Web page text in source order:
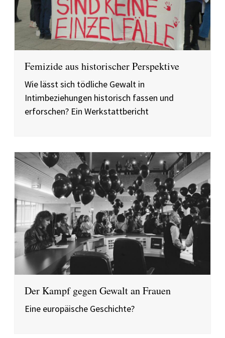
Femizide aus historischer Perspektive
Wie lässt sich tödliche Gewalt in
Intimbeziehungen historisch fassen und
erforschen? Ein Werkstattbericht
Der Kampf gegen Gewalt an Frauen
Eine europäische Geschichte?